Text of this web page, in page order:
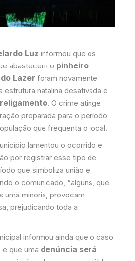
Luz informou que os
abastecem o pinheiro
Lazer foram novamente
estrutura natalina desativada e
. O crime atinge
preparada para o período
que frequenta o local.
lamentou o ocorrido e
por registrar esse tipo de
que simboliza união e
o comunicado, “alguns, que
uma minoria, provocam
prejudicando toda a
informou ainda que o caso
e que uma denúncia será